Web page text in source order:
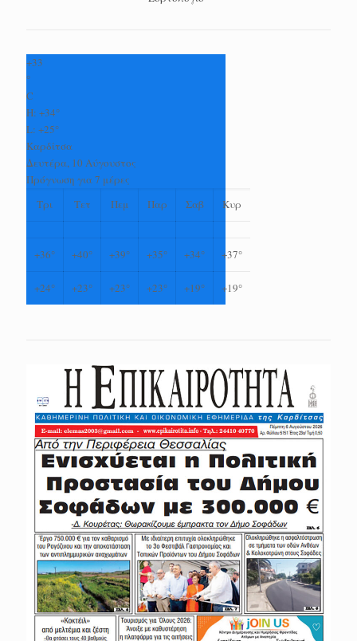
+33
°
C
H: +34°
L: +25°
Καρδίτσα
Δευτέρα, 10 Αύγουστος
Πρόγνωση για 7 μέρες
Τρι
Τετ Πεμ Παρ Σαβ Κυρ
+36° +40° +39° +35° +34° +37°
+24° +23° +23° +23° +19° +19°